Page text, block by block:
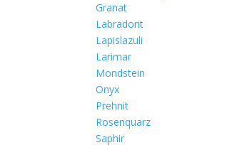
Granat
Labradorit
Lapislazuli
Larimar
Mondstein
Onyx
Prehnit
Rosenquarz
Saphir